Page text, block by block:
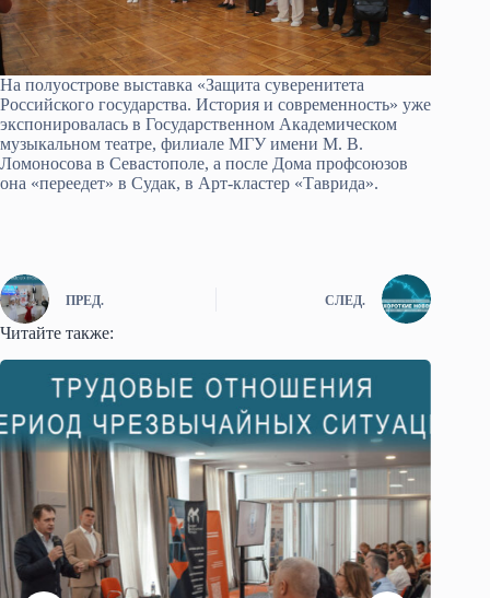
На полуострове выставка «Защита суверенитета
Российского государства. История и современность» уже
экспонировалась в Государственном Академическом
музыкальном театре, филиале МГУ имени М. В.
Ломоносова в Севастополе, а после Дома профсоюзов
она «переедет» в Судак, в Арт-кластер «Таврида».
ПРЕД. СЛЕД.
Читайте также: